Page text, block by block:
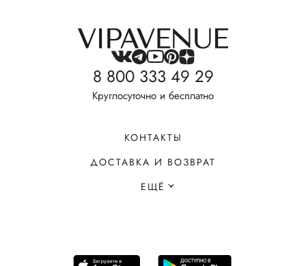
8 800 333 49 29
Круглосуточно и бесплатно
КОНТАКТЫ
ДОСТАВКА И ВОЗВРАТ
ЕЩЁ